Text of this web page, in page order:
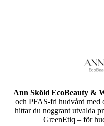
Ann Sköld EcoBeauty &
och PFAS-fri hudvård med
hittar du noggrant utvalda
GreenEtiq – för